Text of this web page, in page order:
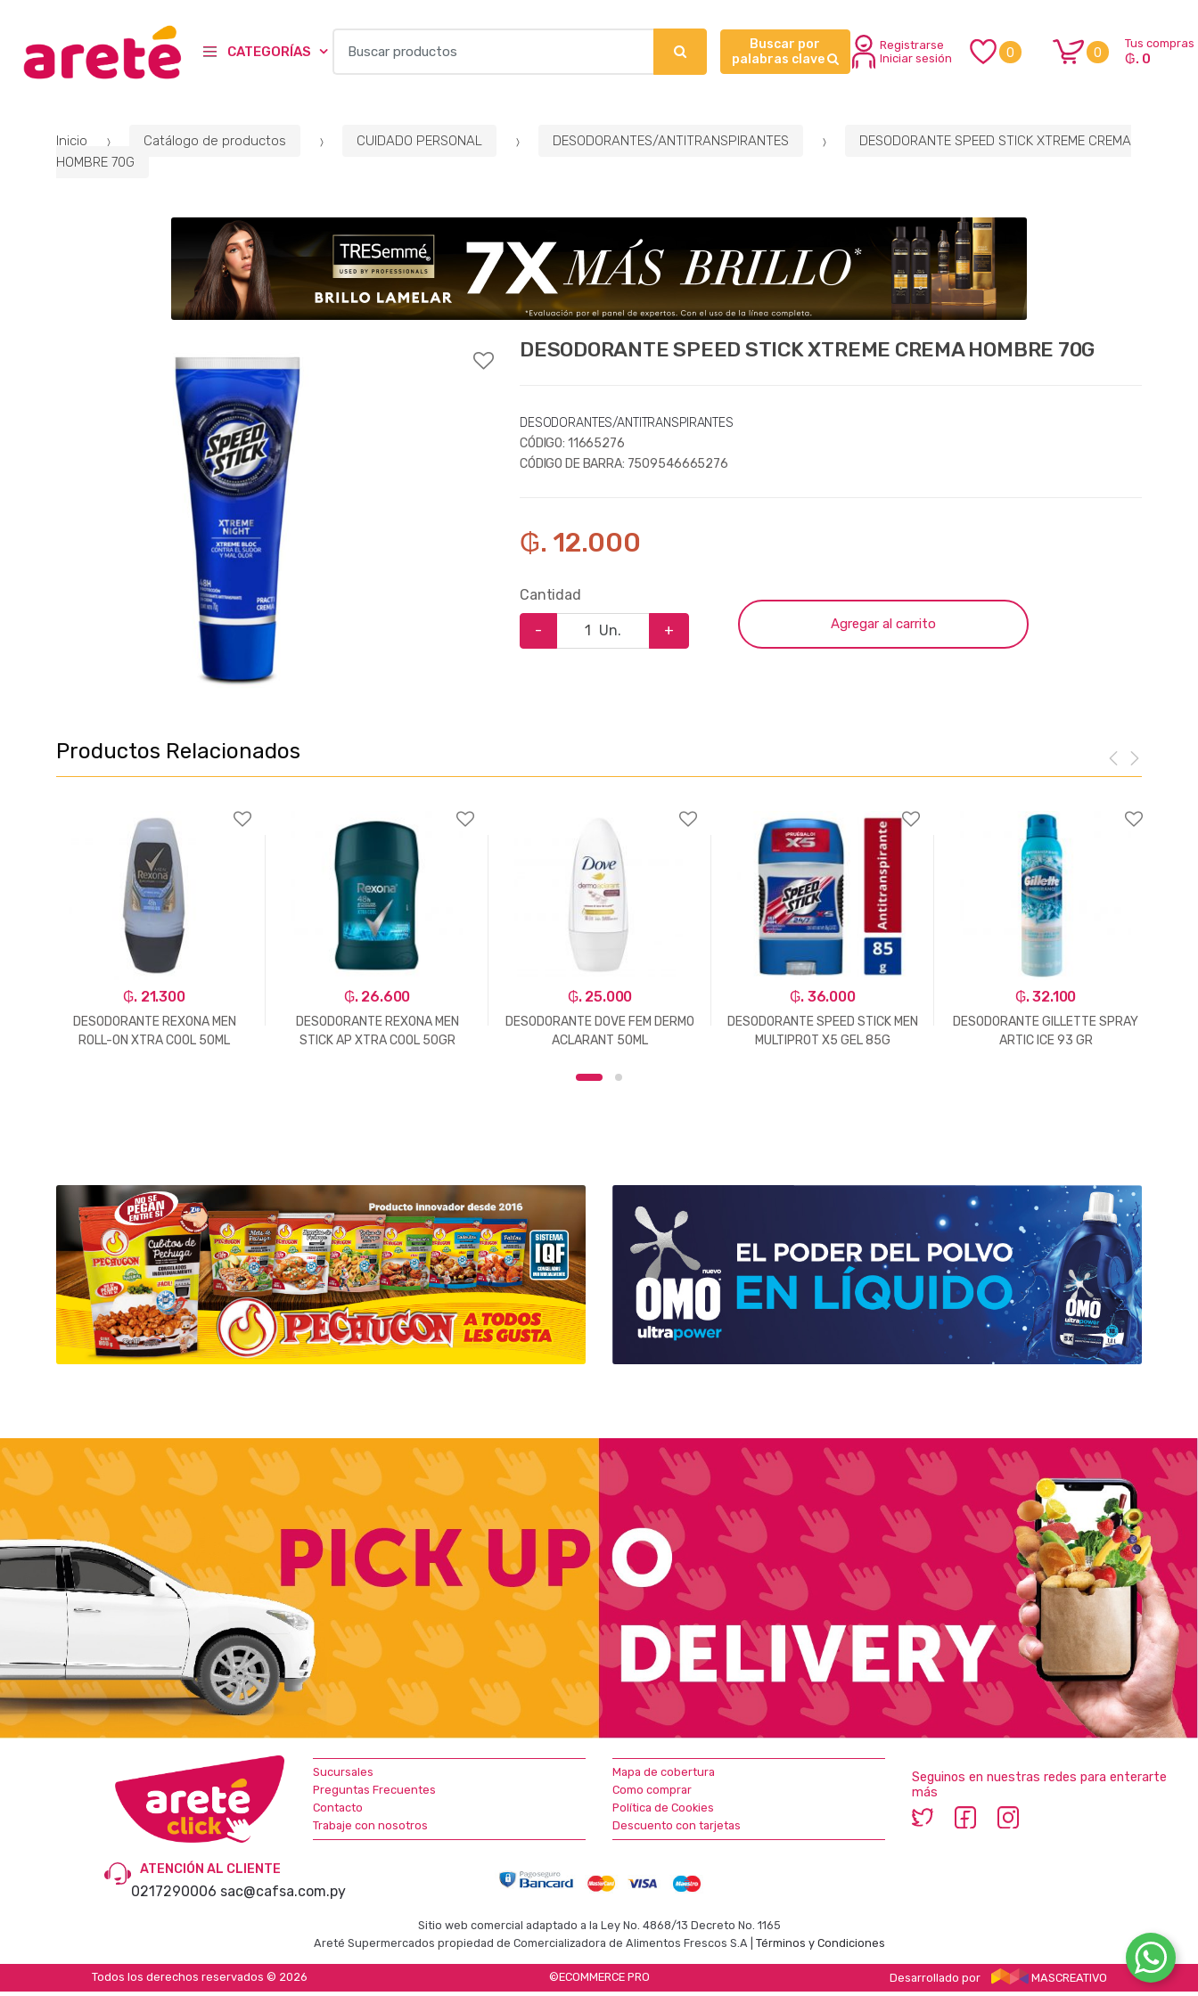
CATEGORÍAS
:
Buscar por
palabras clave
Registrarse
Iniciar sesión
0 0
Tus compras
₲. 0
Inicio Catálogo de productos CUIDADO PERSONAL DESODORANTES/ANTITRANSPIRANTES
DESODORANTE SPEED STICK XTREME CREMA
HOMBRE 70G
DESODORANTE SPEED STICK XTREME CREMA HOMBRE 70G
DESODORANTES/ANTITRANSPIRANTES
CÓDIGO: 11665276
CÓDIGO DE BARRA: 7509546665276
₲. 12.000
Cantidad
- Un. + Agregar al carrito
Productos Relacionados
₲. 21.300
DESODORANTE REXONA MEN
ROLL-ON XTRA COOL 50ML
₲. 26.600
DESODORANTE REXONA MEN
STICK AP XTRA COOL 50GR
₲. 25.000
DESODORANTE DOVE FEM DERMO
ACLARANT 50ML
₲. 36.000
DESODORANTE SPEED STICK MEN
MULTIPROT X5 GEL 85G
₲. 32.100
DESODORANTE GILLETTE SPRAY
ARTIC ICE 93 GR
Sucursales
Preguntas Frecuentes
Contacto
Trabaje con nosotros
Mapa de cobertura
Como comprar
Política de Cookies
Descuento con tarjetas
Seguinos en nuestras redes para enterarte
más
ATENCIÓN AL CLIENTE
0217290006 sac@cafsa.com.py
Sitio web comercial adaptado a la Ley No. 4868/13 Decreto No. 1165
Areté Supermercados propiedad de Comercializadora de Alimentos Frescos S.A | Términos y Condiciones
Todos los derechos reservados © 2026 ©ECOMMERCE PRO Desarrollado por MASCREATIVO